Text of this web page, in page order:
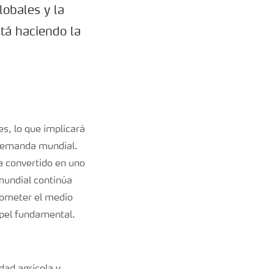
y la
haciendo la
lo que implicará
mundial.
convertido en uno
continúa
el medio
fundamental.